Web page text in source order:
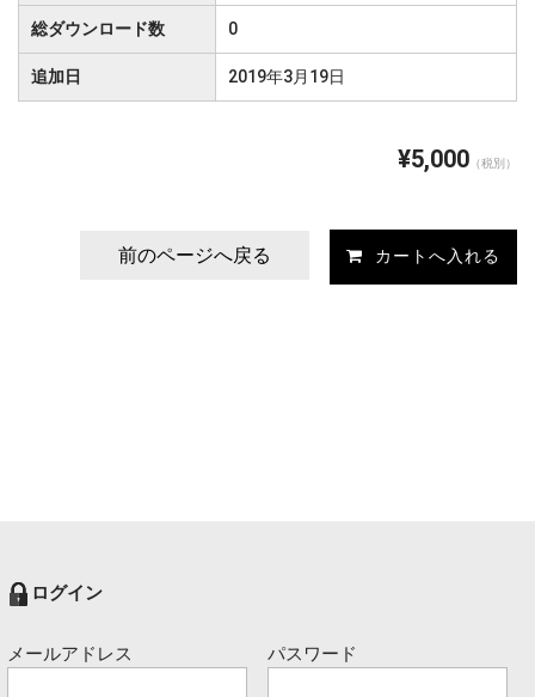
総ダウンロード数 0
追加日 2019年3月19日
¥5,000 （税別）
前のページへ戻る
ログイン
メールアドレス パスワード